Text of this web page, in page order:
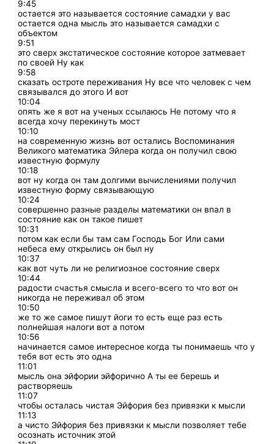
9:45
остается это называется состояние самадхи у вас
остается одна мысль это называется самадхи с
объектом
9:51
это сверх экстатическое состояние которое затмевает
по своей Ну как
9:58
сказать остроте переживания Ну все что человек с чем
связывался до этого И вот
10:04
опять же я вот на ученых ссылаюсь Не потому что я
всегда хочу перекинуть мост
10:10
на современную жизнь вот остались Воспоминания
Великого математика Эйлера когда он получил свою
известную формулу
10:18
вот ну когда он там долгими вычислениями получил
известную форму связывающую
10:24
совершенно разные разделы математики он впал в
состояние как он такое пишет
10:31
потом как если бы там сам Господь Бог Или сами
небеса ему открылись он был ну
10:37
как вот чуть ли не религиозное состояние сверх
10:44
радости счастья смысла и всего-всего то что вот он
никогда не переживал об этом
10:50
же то же самое пишут йоги то есть еще раз есть
полнейшая налоги вот а потом
10:56
начинается самое интересное когда ты понимаешь что у
тебя вот есть это одна
11:01
мысль она эйфории эйфорично А ты ее берешь и
растворяешь
11:07
чтобы осталась чистая Эйфория без привязки к мысли
11:13
а чисто Эйфория без привязки к мысли позволяет тебе
осознать источник этой